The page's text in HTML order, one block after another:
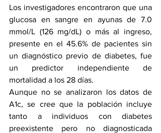
Los investigadores encontraron que una
glucosa en sangre en ayunas de 7.0
mmol/L (126 mg/dL) o más al ingreso,
presente en el 45.6% de pacientes sin
un diagnóstico previo de diabetes, fue
un predictor independiente de
mortalidad a los 28 días.
Aunque no se analizaron los datos de
A1c, se cree que la población incluye
tanto a individuos con diabetes
preexistente pero no diagnosticada